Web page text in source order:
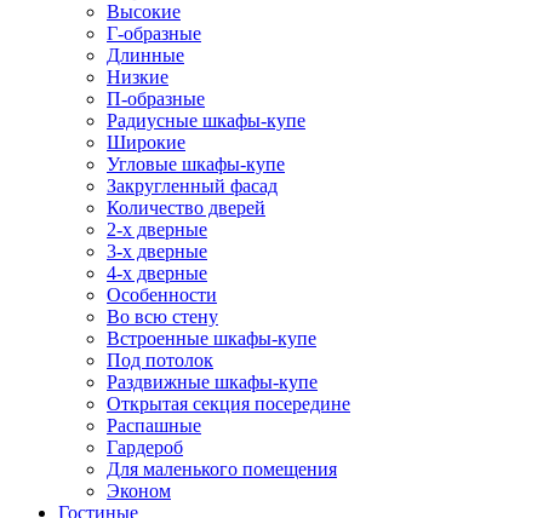
Высокие
Г-образные
Длинные
Низкие
П-образные
Радиусные шкафы-купе
Широкие
Угловые шкафы-купе
Закругленный фасад
Количество дверей
2-х дверные
3-х дверные
4-х дверные
Особенности
Во всю стену
Встроенные шкафы-купе
Под потолок
Раздвижные шкафы-купе
Открытая секция посередине
Распашные
Гардероб
Для маленького помещения
Эконом
Гостиные